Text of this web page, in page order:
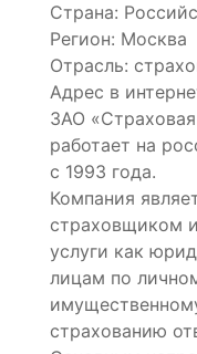
Страна:
Регион: Москва
Отрасль:
Адрес в
ЗАО
работает на
с 1993 года.
Компания
страховщиком
услуги как
лицам по
страхованию